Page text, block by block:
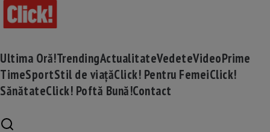
Ultima Oră!TrendingActualitateVedeteVideoPrime
TimeSportStil de viațăClick! Pentru FemeiClick!
SănătateClick! Poftă Bună!Contact